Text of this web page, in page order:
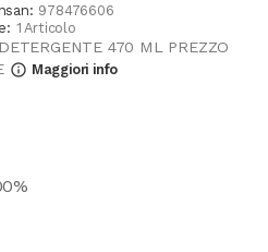
978476606
1 Articolo
470 ML PREZZO
info_outline Maggiori info